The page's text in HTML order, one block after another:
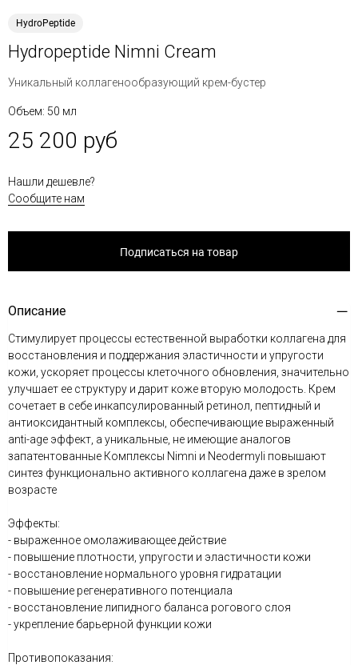
HydroPeptide
Hydropeptide Nimni Cream
Уникальный коллагенообразующий крем-бустер
Объем: 50 мл
25 200 руб
Нашли дешевле?
Сообщите нам
Подписаться на товар
Описание
Стимулирует процессы естественной выработки коллагена для
восстановления и поддержания эластичности и упругости
кожи, ускоряет процессы клеточного обновления, значительно
улучшает ее структуру и дарит коже вторую молодость. Крем
сочетает в себе инкапсулированный ретинол, пептидный и
антиоксидантный комплексы, обеспечивающие выраженный
anti-age эффект, а уникальные, не имеющие аналогов
запатентованные Комплексы Nimni и Neodermyli повышают
синтез функционально активного коллагена даже в зрелом
возрасте
Эффекты:
- выраженное омолаживающее действие
- повышение плотности, упругости и эластичности кожи
- восстановление нормального уровня гидратации
- повышение регенеративного потенциала
- восстановление липидного баланса рогового слоя
- укрепление барьерной функции кожи
Противопоказания: